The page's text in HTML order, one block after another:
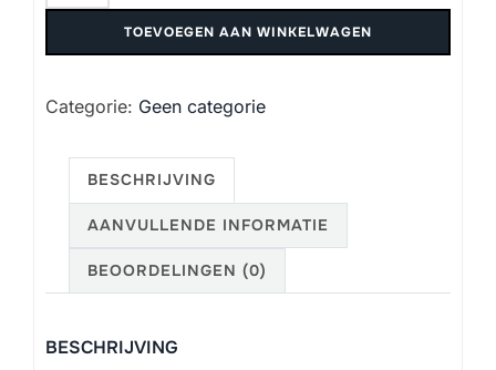
kun
aantal
TOEVOEGEN AAN WINKELWAGEN
Categorie: Geen categorie
BESCHRIJVING
AANVULLENDE INFORMATIE
BEOORDELINGEN (0)
BESCHRIJVING